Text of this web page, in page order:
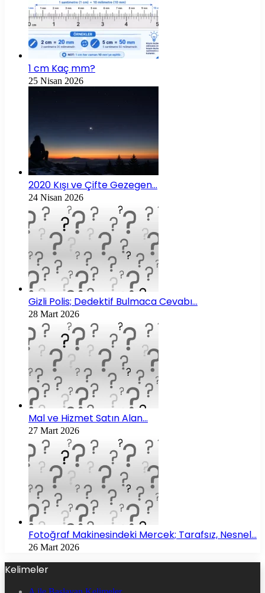
1 cm Kaç mm?
25 Nisan 2026
2020 Kışı ve Çifte Gezegen…
24 Nisan 2026
Gizli Polis; Dedektif Bulmaca Cevabı…
28 Mart 2026
Mal ve Hizmet Satın Alan…
27 Mart 2026
Fotoğraf Makinesindeki Mercek; Tarafsız, Nesnel…
26 Mart 2026
Kelimeler